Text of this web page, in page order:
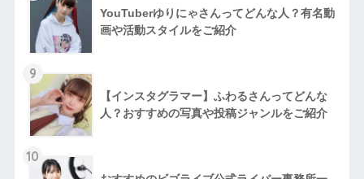
YouTuberゆりにゃさんってどんな⼈？有名動
画や活動スタイルをご紹介
9
【インスタグラマー】ふわるさんってどんな
人？おすすめの写真や投稿ジャンルをご紹介
10